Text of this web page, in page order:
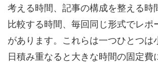
考える時間、記事の構成を整える時
比較する時間、毎回同じ形式でレポ
があります。これらは一つひとつは
日積み重なると大きな時間の固定費